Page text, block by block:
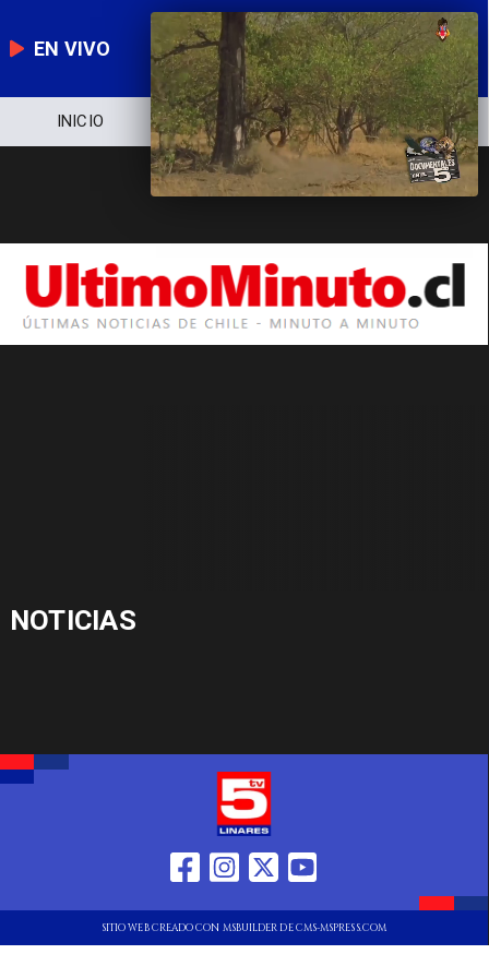
EN VIVO
INICIO NOTICIERO POLÍTICA
NOTICIAS
SITIO WEB CREADO CON MSBUILDER DE CMS-MSPRESS.COM